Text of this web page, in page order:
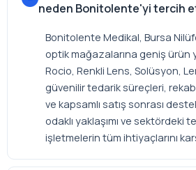
neden Bonitolente'yi tercih
Bonitolente Medikal, Bursa
optik mağazalarına geniş ürün
Rocio, Renkli Lens, Solüsyon,
güvenilir tedarik süreçleri,
ve kapsamlı satış sonrası
odaklı yaklaşımı ve sektördeki
işletmelerin tüm ihtiyaçlarını